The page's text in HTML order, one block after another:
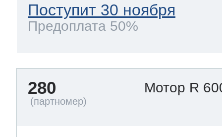
Поступит 30 ноября
Предоплата 50%
280 Мотор R